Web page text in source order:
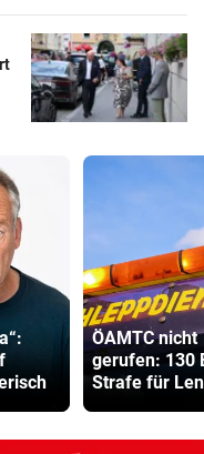
ÖAMTC nicht
gerufen: 130
Strafe für